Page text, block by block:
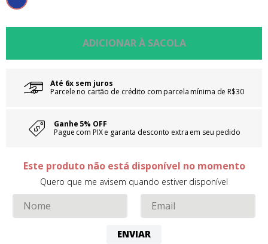
Até 6x sem juros
Parcele no cartão de crédito com parcela mínima de R$30
Ganhe 5% OFF
Pague com PIX e garanta desconto extra em seu pedido
Este produto não está disponível no momento
Quero que me avisem quando estiver disponível
ENVIAR